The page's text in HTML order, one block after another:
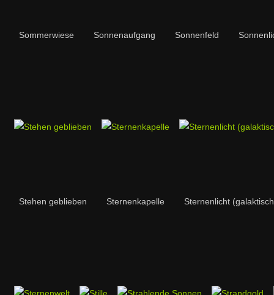
Sommerwiese Sonnenaufgang Sonnenfeld
Stehen geblieben Sternenkapelle Sternenlicht